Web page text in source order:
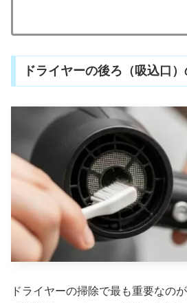
ドライヤーの後ろ（吸込口
ドライヤーの掃除で最も重要なの